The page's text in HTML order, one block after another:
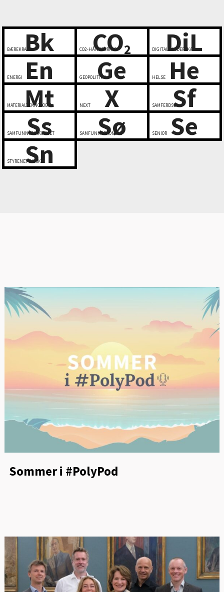
Bk
BÆREKRAFT CO2
CO2-HÅNDTERING DiL
DIGITALT LEDERSKAP
En
ENERGI Ge
GEOPOLITIKK He
HELSE
Mt
MATERIALTEKNOLOGI X
NEXT Sf
SAMFERDSEL
Ss
SAMFUNNSSIKKERHET Sø
SAMFUNNSØKONOMI Se
SENIOR
Sn
STYRENETTVERK
Sommer i #PolyPod